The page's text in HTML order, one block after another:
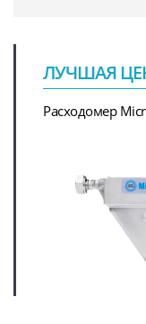
ЛУЧШАЯ
Расходомер